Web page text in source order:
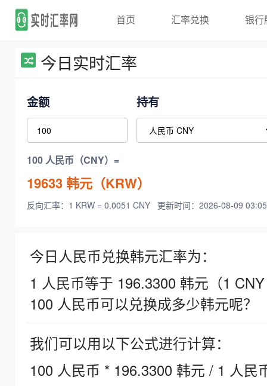
首页 汇率兑换 银行
今日实时汇率
金额 持有
100 人民币（CNY）=
19633韩元（KRW）
反向汇率：1 KRW = 0.0051 CNY 更新时间：2026-08-09
今日人民币兑换韩元汇率为：
1 人民币等于 196.3300 韩元（1
100 人民币可以兑换成多少韩元呢？
我们可以用以下公式进行计算：
100 人民币 * 196.3300 韩元 / 1 人民